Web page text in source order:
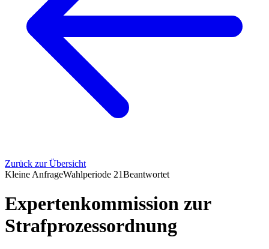
Zurück zur Übersicht
Kleine AnfrageWahlperiode 21Beantwortet
Expertenkommission zur
Strafprozessordnung